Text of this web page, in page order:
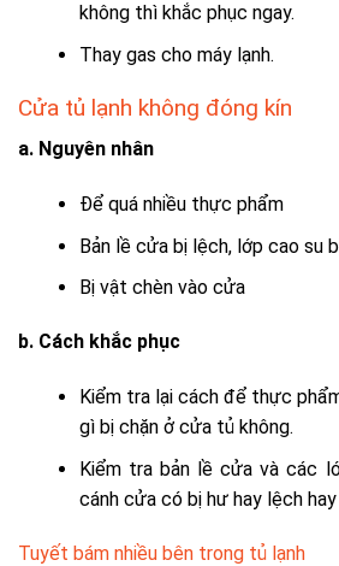
không thì khắc phục ngay.
Thay gas cho máy lạnh.
Cửa tủ lạnh không đóng kín
a. Nguyên nhân
Để quá nhiều thực phẩm
Bản lề cửa bị lệch, lớp cao su
Bị vật chèn vào cửa
b. Cách khắc phục
Kiểm tra lại cách để thực
gì bị chặn ở cửa tủ không.
Kiểm tra bản lề cửa và các
cánh cửa có bị hư hay lệch hay
Tuyết bám nhiều bên trong tủ lạnh